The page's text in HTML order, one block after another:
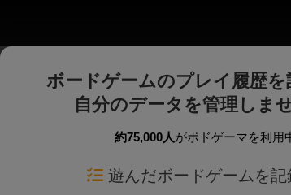
じっくり表示
商品名、商品説明文、デザイナー名、テーマ名、メカニク
ゲームデザ
ゲームデザ
対象年齢を指定します。
ボードゲームのプレイ履歴を
自分のデータを管理しま
約75,000人がボドゲーマを利用
遊んだボードゲームを記